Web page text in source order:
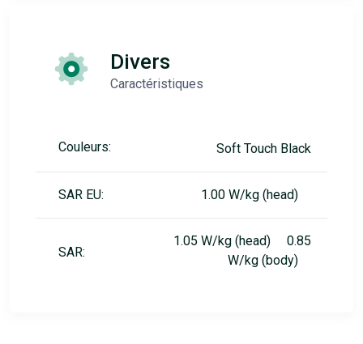
Divers
Caractéristiques
Couleurs: Soft Touch Black
SAR EU: 1.00 W/kg (head)
SAR:
1.05 W/kg (head) 0.85
W/kg (body)